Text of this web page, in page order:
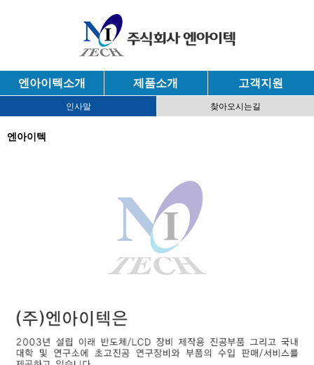
엔아이텍소개 제품소개 고객지원
인사말 찾아오시는길
엔아이텍